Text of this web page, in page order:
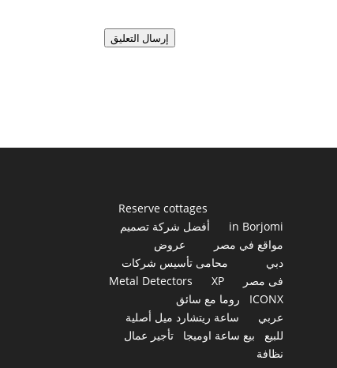
إرسال التعليق
Reserve cottages
in Borjomi
أفضل شركة تصميم
مواقع في مصر
عروض
دبي
محامى تأسيس شركات
فى مصر
Metal Detectors
XP
ICONX
روما مع سائق
عربي
ساعة ريتشارد ميل أصلية
للبيع
بيع ساعة اوميجا
تأجير عمال
نظافة